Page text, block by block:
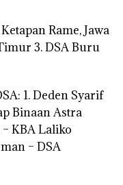
Rame, Jawa
3. DSA Buru
1. Deden Syarif
Binaan Astra
KBA Laliko
– DSA